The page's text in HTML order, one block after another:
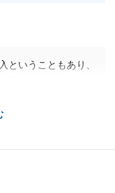
ということもあり、
す。
ことも多くあろうか
様の新生活をサポー
上げます。